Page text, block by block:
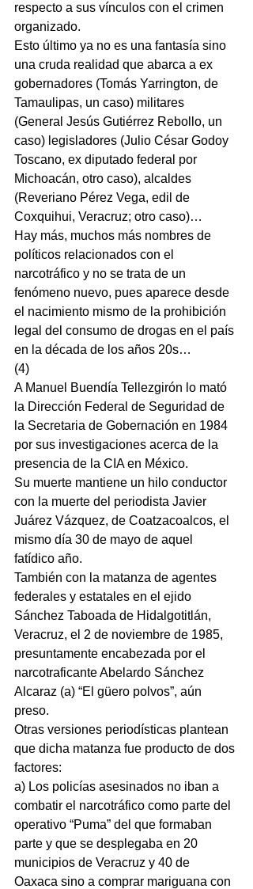
respecto a sus vínculos con el crimen
organizado.
Esto último ya no es una fantasía sino
una cruda realidad que abarca a ex
gobernadores (Tomás Yarrington, de
Tamaulipas, un caso) militares
(General Jesús Gutiérrez Rebollo, un
caso) legisladores (Julio César Godoy
Toscano, ex diputado federal por
Michoacán, otro caso), alcaldes
(Reveriano Pérez Vega, edil de
Coxquihui, Veracruz; otro caso)…
Hay más, muchos más nombres de
políticos relacionados con el
narcotráfico y no se trata de un
fenómeno nuevo, pues aparece desde
el nacimiento mismo de la prohibición
legal del consumo de drogas en el país
en la década de los años 20s…
(4)
A Manuel Buendía Tellezgirón lo mató
la Dirección Federal de Seguridad de
la Secretaria de Gobernación en 1984
por sus investigaciones acerca de la
presencia de la CIA en México.
Su muerte mantiene un hilo conductor
con la muerte del periodista Javier
Juárez Vázquez, de Coatzacoalcos, el
mismo día 30 de mayo de aquel
fatídico año.
También con la matanza de agentes
federales y estatales en el ejido
Sánchez Taboada de Hidalgotitlán,
Veracruz, el 2 de noviembre de 1985,
presuntamente encabezada por el
narcotraficante Abelardo Sánchez
Alcaraz (a) “El güero polvos”, aún
preso.
Otras versiones periodísticas plantean
que dicha matanza fue producto de dos
factores:
a) Los policías asesinados no iban a
combatir el narcotráfico como parte del
operativo “Puma” del que formaban
parte y que se desplegaba en 20
municipios de Veracruz y 40 de
Oaxaca sino a comprar mariguana con